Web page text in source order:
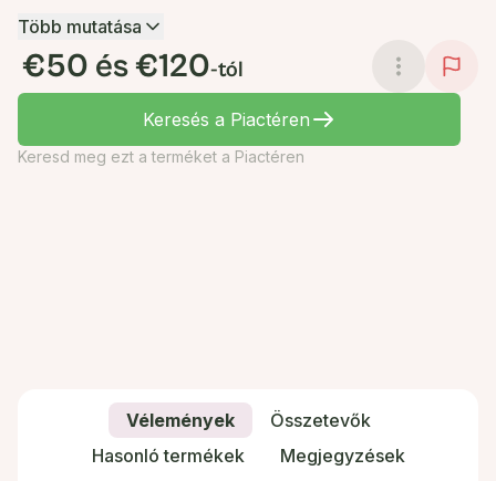
Több mutatása
€50 és €120-tól
Keresés a Piactéren
Keresd meg ezt a terméket a Piactéren
Vélemények
Összetevők
Hasonló termékek
Megjegyzések